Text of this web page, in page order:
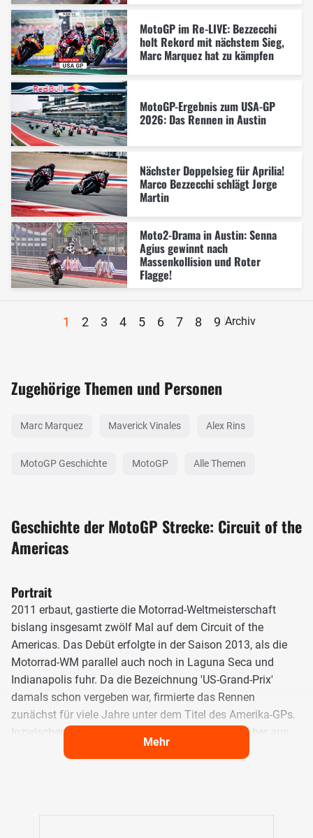
MotoGP im Re-LIVE: Bezzecchi
holt Rekord mit nächstem Sieg,
Marc Marquez hat zu kämpfen
MotoGP-Ergebnis zum USA-GP
2026: Das Rennen in Austin
Nächster Doppelsieg für Aprilia!
Marco Bezzecchi schlägt Jorge
Martin
Moto2-Drama in Austin: Senna
Agius gewinnt nach
Massenkollision und Roter
Flagge!
1 2 3 4 5 6 7 8 9 Archiv
Zugehörige Themen und Personen
Marc Marquez Maverick Vinales Alex Rins
MotoGP Geschichte MotoGP Alle Themen
Geschichte der MotoGP Strecke: Circuit of the
Americas
Portrait
2011 erbaut, gastierte die Motorrad-Weltmeisterschaft
bislang insgesamt zwölf Mal auf dem Circuit of the
Americas. Das Debüt erfolgte in der Saison 2013, als die
Motorrad-WM parallel auch noch in Laguna Seca und
Indianapolis fuhr. Da die Bezeichnung 'US-Grand-Prix'
damals schon vergeben war, firmierte das Rennen
zunächst für viele Jahre unter dem Titel des Amerika-GPs.
Inzwischen sind Laguna Seca und Indianapolis aber aus
dem WM-Kalender verschwunden und Austin zum einzigen
Mehr